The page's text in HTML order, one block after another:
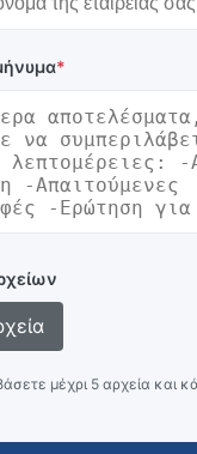
*
μέχρι 5 αρχεία και